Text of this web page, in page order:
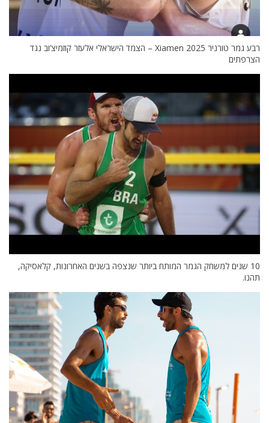
רבע גמר טורניר Xiamen 2025 – הצמד הישראלי אלעזר קוזמיצ’וב נגד
הצרפתים
10 שנים למשחק הגמר המותח ביותר שנצפה בשנים האחרונות, קלאסיקה,
תהנו.